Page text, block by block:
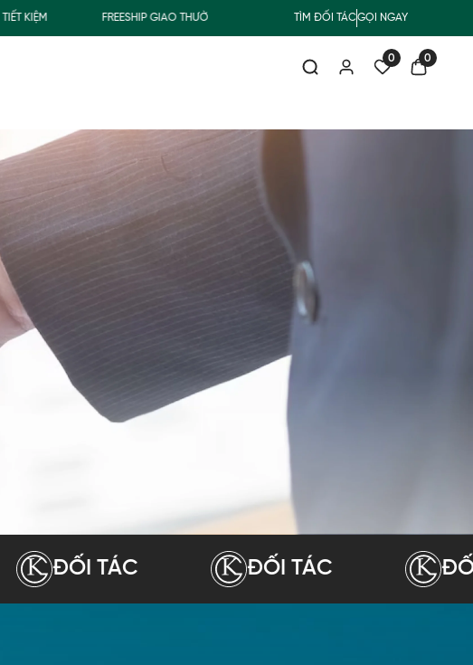
FREESHIP GIAO THƯỜNG CHO ĐƠN HÀNG TỪ 500.000Đ MUA NHẬN QUÀ
TÌM ĐỐI TÁCGỌI NGAY
0 0
ĐỐI TÁC ĐỐI TÁC ĐỐI TÁC